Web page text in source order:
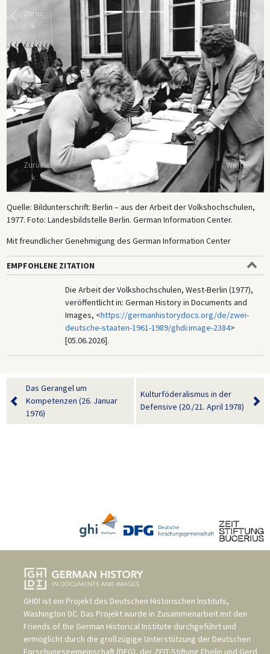
Zurüc
k
Weite
r
Zurüc
k
Weite
r
Quelle: Bildunterschrift: Berlin – aus der Arbeit der Volkshochschulen,
1977. Foto: Landesbildstelle Berlin. German Information Center.
Mit freundlicher Genehmigung des German Information Center
EMPFOHLENE ZITATION
Die Arbeit der Volkshochschulen, West-Berlin (1977),
veröffentlicht in: German History in Documents and
Images, <https://germanhistorydocs.org/de/zwei-
deutsche-staaten-1961-1989/ghdi:image-2384>
[05.06.2026].
Das Gerangel um
Kompetenzen (26. Januar
1976)
Kulturföderalismus in der
Defensive (20./21. April 1978)
GHDI ist ein Projekt des Deutschen Historischen Instituts,
Washington DC. Das Projekt wurde in Zusammenarbeit mit den
Friends of the German Historical Institute durchgeführt und
ermöglicht durch die großzügige Unterstützung der Deutschen
Forschungsgemeinschaft (DFG), der ZEIT-Stiftung Ebelin und Gerd